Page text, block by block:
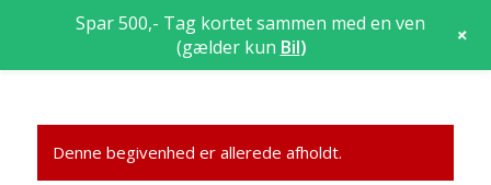
Denne begivenhed er allerede afholdt.
Spar 500,- Tag kortet sammen med en ven
(gælder kun Bil) +